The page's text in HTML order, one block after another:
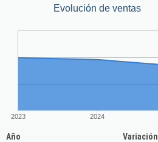
Evolución de ventas
2023 2024
Año
Variación